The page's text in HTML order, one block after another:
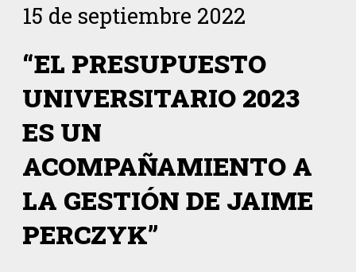
15 de septiembre 2022
“EL PRESUPUESTO
UNIVERSITARIO 2023
ES UN
ACOMPAÑAMIENTO A
LA GESTIÓN DE JAIME
PERCZYK”